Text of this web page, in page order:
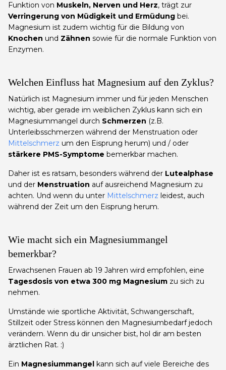
Funktion von Muskeln, Nerven und Herz, trägt zur
Verringerung von Müdigkeit und Ermüdung bei.
Magnesium ist zudem wichtig für die Bildung von
Knochen und Zähnen sowie für die normale Funktion von
Enzymen.
Welchen Einfluss hat Magnesium auf den Zyklus?
Natürlich ist Magnesium immer und für jeden Menschen
wichtig, aber gerade im weiblichen Zyklus kann sich ein
Magnesiummangel durch Schmerzen (z.B.
Unterleibsschmerzen während der Menstruation oder
Mittelschmerz um den Eisprung herum) und / oder
stärkere PMS-Symptome bemerkbar machen.
Daher ist es ratsam, besonders während der Lutealphase
und der Menstruation auf ausreichend Magnesium zu
achten. Und wenn du unter Mittelschmerz leidest, auch
während der Zeit um den Eisprung herum.
Wie macht sich ein Magnesiummangel
bemerkbar?
Erwachsenen Frauen ab 19 Jahren wird empfohlen, eine
Tagesdosis von etwa 300 mg Magnesium zu sich zu
nehmen.
Umstände wie sportliche Aktivität, Schwangerschaft,
Stillzeit oder Stress können den Magnesiumbedarf jedoch
verändern. Wenn du dir unsicher bist, hol dir am besten
ärztlichen Rat. :)
Ein Magnesiummangel kann sich auf viele Bereiche des